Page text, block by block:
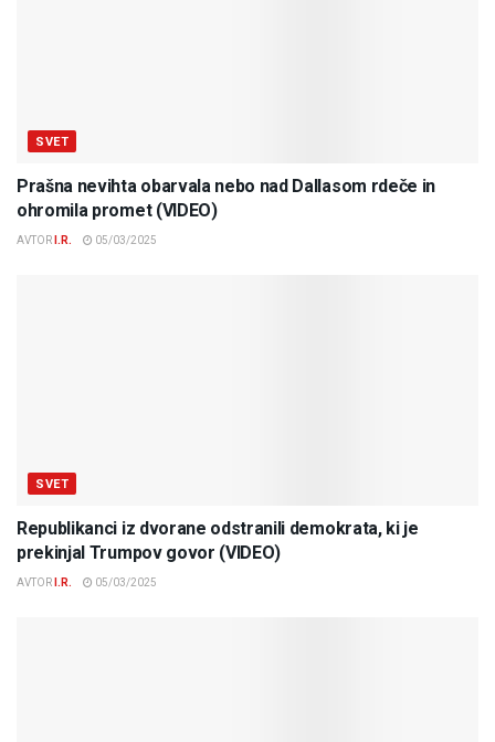
SVET
Prašna nevihta obarvala nebo nad Dallasom rdeče in
ohromila promet (VIDEO)
AVTOR I.R. 05/03/2025
SVET
Republikanci iz dvorane odstranili demokrata, ki je
prekinjal Trumpov govor (VIDEO)
AVTOR I.R. 05/03/2025